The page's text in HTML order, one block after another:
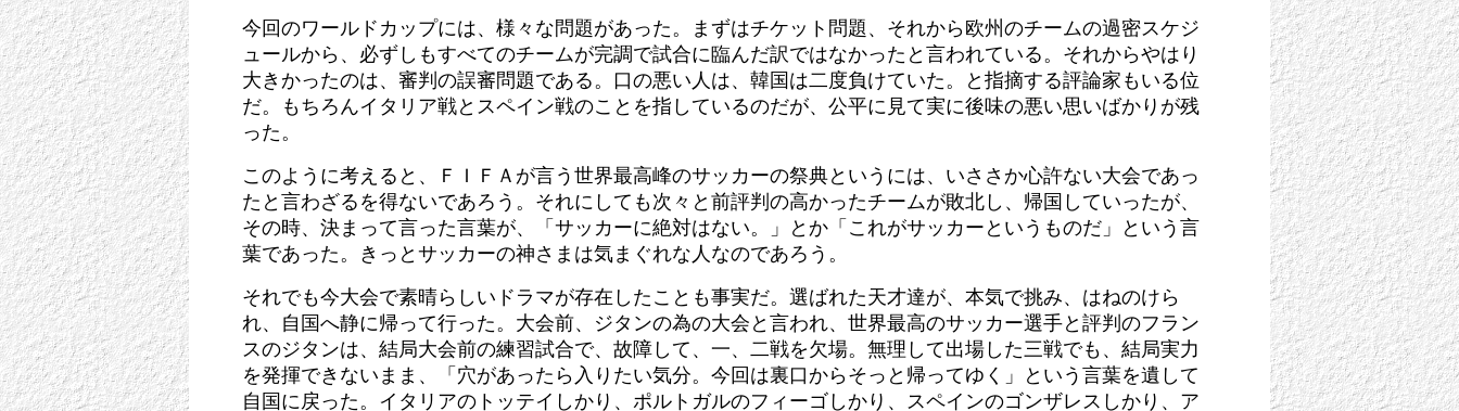
今回のワールドカップには、様々な問題があった。まずはチケット問題、それから欧州のチームの過密スケジ
ュールから、必ずしもすべてのチームが完調で試合に臨んだ訳ではなかったと言われている。それからやはり
大きかったのは、審判の誤審問題である。口の悪い人は、韓国は二度負けていた。と指摘する評論家もいる位
だ。もちろんイタリア戦とスペイン戦のことを指しているのだが、公平に見て実に後味の悪い思いばかりが残
った。
このように考えると、ＦＩＦＡが言う世界最高峰のサッカーの祭典というには、いささか心許ない大会であっ
たと言わざるを得ないであろう。それにしても次々と前評判の高かったチームが敗北し、帰国していったが、
その時、決まって言った言葉が、「サッカーに絶対はない。」とか「これがサッカーというものだ」という言
葉であった。きっとサッカーの神さまは気まぐれな人なのであろう。
それでも今大会で素晴らしいドラマが存在したことも事実だ。選ばれた天才達が、本気で挑み、はねのけら
れ、自国へ静に帰って行った。大会前、ジタンの為の大会と言われ、世界最高のサッカー選手と評判のフラン
スのジタンは、結局大会前の練習試合で、故障して、一、二戦を欠場。無理して出場した三戦でも、結局実力
を発揮できないまま、「穴があったら入りたい気分。今回は裏口からそっと帰ってゆく」という言葉を遺して
自国に戻った。イタリアのトッテイしかり、ポルトガルのフィーゴしかり、スペインのゴンザレスしかり、ア